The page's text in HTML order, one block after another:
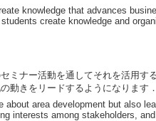
knowledge that advances
create knowledge and
ミナー活動を通してそれを活用す
動きをリードするようになります．
area development but also
interests among stakeholders,